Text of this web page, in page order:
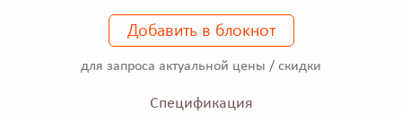
Добавить в блокнот
для запроса актуальной цены / скидки
Спецификация